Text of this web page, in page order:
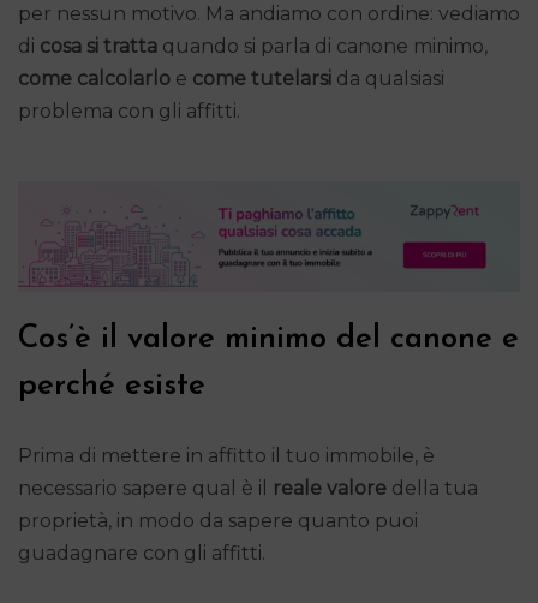
per nessun motivo. Ma andiamo con ordine: vediamo
di cosa si tratta quando si parla di canone minimo,
come calcolarlo e come tutelarsi da qualsiasi
problema con gli affitti.
Cos’è il valore minimo del canone e
perché esiste
Prima di mettere in affitto il tuo immobile, è
necessario sapere qual è il
reale valore della tua
proprietà, in modo da sapere quanto puoi
guadagnare con gli affitti.